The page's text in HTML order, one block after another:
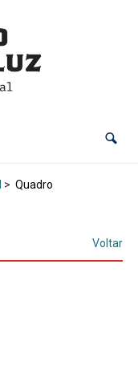
> Quadro
Voltar